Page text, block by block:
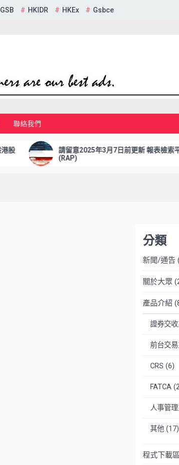
GSB HKIDR HKEx Gsbce
聯絡我們
請留意2025年3月7日前更新 報表檢索平台
(RAP)
分類
新聞/通告
關於大眾
產品介紹
證券交
前台交
CRS (6)
FATCA
人事管
其他(17)
程式下載區